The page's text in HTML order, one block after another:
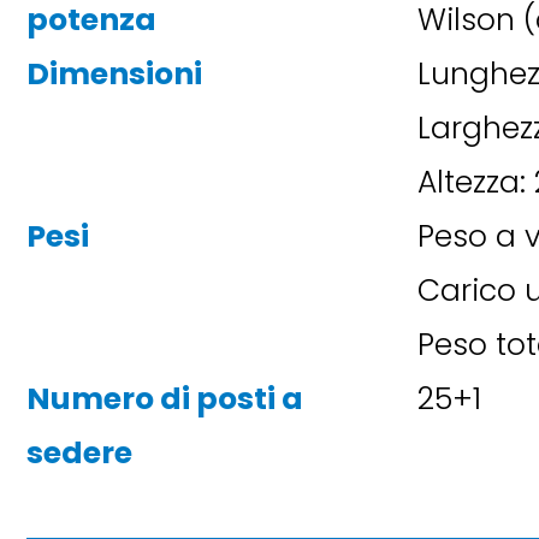
potenza
Wilson
Dimensioni
Pesi
Peso a
Carico
Peso
Numero di posti a
sedere
25+1